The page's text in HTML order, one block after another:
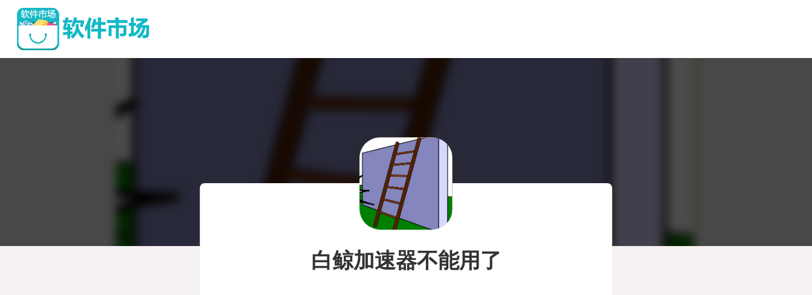
白鲸加速器不能用了